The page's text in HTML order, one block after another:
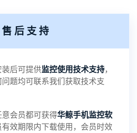
服务器相册照片文件夹路径问题
离线设置云储存对方微信聊天记
件名称
售后支持
装后可提供监控使用技术支持，
题均可联系我们获取技术支
意会员都可获得华鲸手机监控软
效期限内下载使用，会员时效